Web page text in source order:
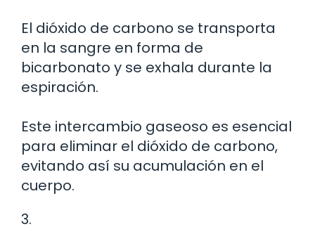
El dióxido de carbono se transporta
en la sangre en forma de
bicarbonato y se exhala durante la
espiración.
Este intercambio gaseoso es esencial
para eliminar el dióxido de carbono,
evitando así su acumulación en el
cuerpo.
3.